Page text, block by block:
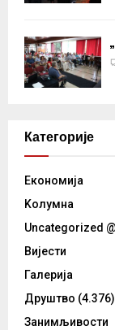
Категорије
Eкономија
Kолумнa
Uncategorized
Вијести
Галерија
Друштво (4.376)
Занимљивости